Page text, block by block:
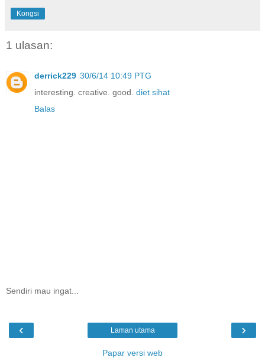
Kongsi
1 ulasan:
derrick229 30/6/14 10:49 PTG
interesting. creative. good. diet sihat
Balas
Sendiri mau ingat...
‹ ›
Laman utama
Papar versi web